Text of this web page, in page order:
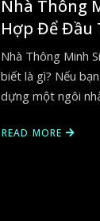
Nhà Thông
Hợp Để Đầu
Nhà Thông Minh
biết là gì? Nếu
dựng một ngôi
READ MORE